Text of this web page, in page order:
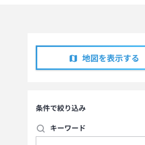
地図を表示する
条件で絞り込み
キーワード